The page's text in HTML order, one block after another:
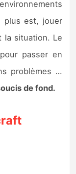
2
plus est, jouer
la situation. Le
passer en
problèmes …
de fond.